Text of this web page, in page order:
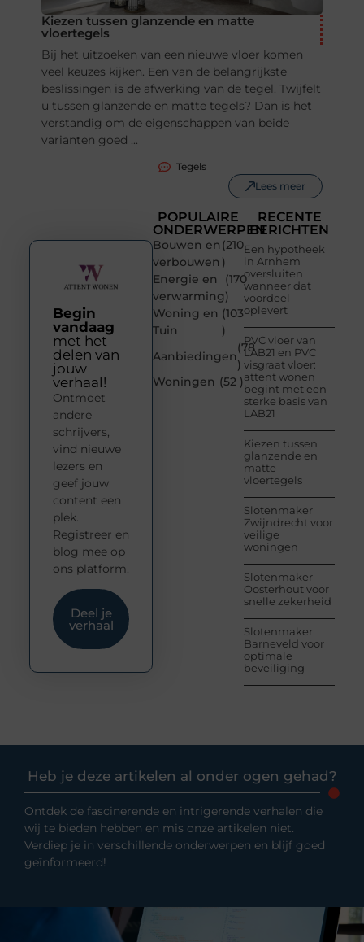
Kiezen tussen glanzende en matte
vloertegels
Bij het uitzoeken van een nieuwe vloer komen
veel keuzes kijken. Een van de belangrijkste
beslissingen is de afwerking van de tegel. Twijfelt
u tussen glanzende en matte tegels? Dan is het
verstandig om de eigenschappen van beide
varianten goed ...
Tegels
Lees meer
POPULAIRE
ONDERWERPEN
Bouwen en
verbouwen
(210
)
Energie en
verwarming
(170
)
Woning en
Tuin
(103
)
Aanbiedingen
(78
)
Woningen (52 )
RECENTE
BERICHTEN
Een hypotheek
in Arnhem
oversluiten
wanneer dat
voordeel
oplevert
PVC vloer van
LAB21 en PVC
visgraat vloer:
attent wonen
begint met een
sterke basis van
LAB21
Kiezen tussen
glanzende en
matte
vloertegels
Slotenmaker
Zwijndrecht voor
veilige
woningen
Slotenmaker
Oosterhout voor
snelle zekerheid
Slotenmaker
Barneveld voor
optimale
beveiliging
Begin
vandaag
met het
delen van
jouw
verhaal!
Ontmoet
andere
schrijvers,
vind nieuwe
lezers en
geef jouw
content een
plek.
Registreer en
blog mee op
ons platform.
Deel je
verhaal
Heb je deze artikelen al onder ogen gehad?
Ontdek de fascinerende en intrigerende verhalen die
wij te bieden hebben en mis onze artikelen niet.
Verdiep je in verschillende onderwerpen en blijf goed
geïnformeerd!